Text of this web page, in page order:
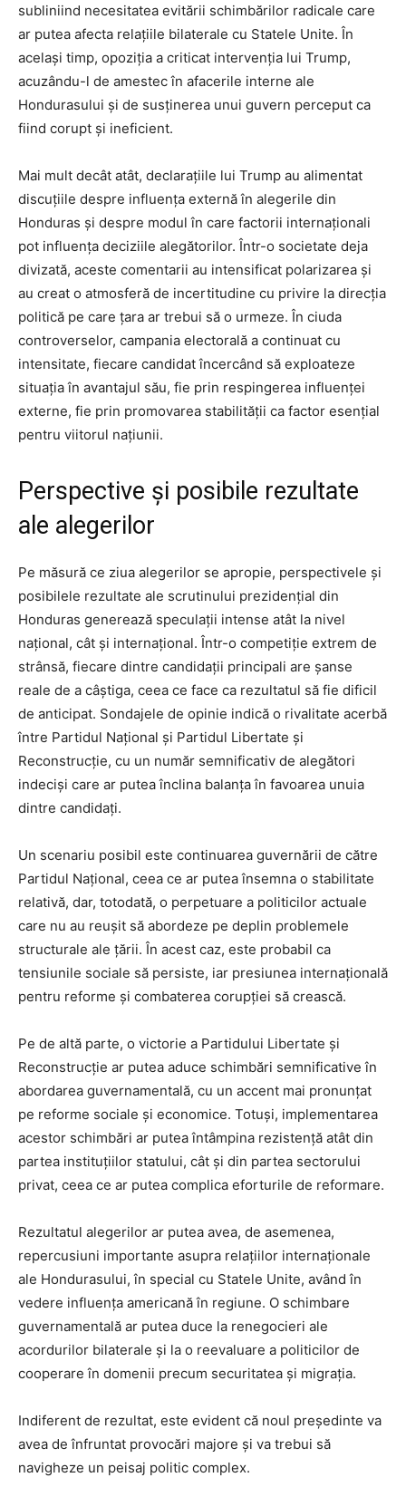
subliniind necesitatea evitării schimbărilor radicale care
ar putea afecta relațiile bilaterale cu Statele Unite. În
același timp, opoziția a criticat intervenția lui Trump,
acuzându-l de amestec în afacerile interne ale
Hondurasului și de susținerea unui guvern perceput ca
fiind corupt și ineficient.
Mai mult decât atât, declarațiile lui Trump au alimentat
discuțiile despre influența externă în alegerile din
Honduras și despre modul în care factorii internaționali
pot influența deciziile alegătorilor. Într-o societate deja
divizată, aceste comentarii au intensificat polarizarea și
au creat o atmosferă de incertitudine cu privire la direcția
politică pe care țara ar trebui să o urmeze. În ciuda
controverselor, campania electorală a continuat cu
intensitate, fiecare candidat încercând să exploateze
situația în avantajul său, fie prin respingerea influenței
externe, fie prin promovarea stabilității ca factor esențial
pentru viitorul națiunii.
Perspective și posibile rezultate
ale alegerilor
Pe măsură ce ziua alegerilor se apropie, perspectivele și
posibilele rezultate ale scrutinului prezidențial din
Honduras generează speculații intense atât la nivel
național, cât și internațional. Într-o competiție extrem de
strânsă, fiecare dintre candidații principali are șanse
reale de a câștiga, ceea ce face ca rezultatul să fie dificil
de anticipat. Sondajele de opinie indică o rivalitate acerbă
între Partidul Național și Partidul Libertate și
Reconstrucție, cu un număr semnificativ de alegători
indeciși care ar putea înclina balanța în favoarea unuia
dintre candidați.
Un scenariu posibil este continuarea guvernării de către
Partidul Național, ceea ce ar putea însemna o stabilitate
relativă, dar, totodată, o perpetuare a politicilor actuale
care nu au reușit să abordeze pe deplin problemele
structurale ale țării. În acest caz, este probabil ca
tensiunile sociale să persiste, iar presiunea internațională
pentru reforme și combaterea corupției să crească.
Pe de altă parte, o victorie a Partidului Libertate și
Reconstrucție ar putea aduce schimbări semnificative în
abordarea guvernamentală, cu un accent mai pronunțat
pe reforme sociale și economice. Totuși, implementarea
acestor schimbări ar putea întâmpina rezistență atât din
partea instituțiilor statului, cât și din partea sectorului
privat, ceea ce ar putea complica eforturile de reformare.
Rezultatul alegerilor ar putea avea, de asemenea,
repercusiuni importante asupra relațiilor internaționale
ale Hondurasului, în special cu Statele Unite, având în
vedere influența americană în regiune. O schimbare
guvernamentală ar putea duce la renegocieri ale
acordurilor bilaterale și la o reevaluare a politicilor de
cooperare în domenii precum securitatea și migrația.
Indiferent de rezultat, este evident că noul președinte va
avea de înfruntat provocări majore și va trebui să
navigheze un peisaj politic complex.